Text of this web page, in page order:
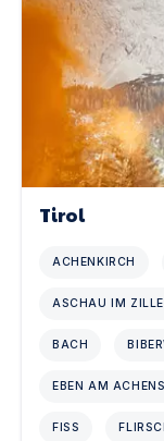
Tirol
ACHENKIRCH
ASCHAU IM
BACH
EBEN AM
FISS